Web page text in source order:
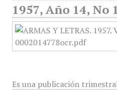
1957, Año 14, No
Es una publicación